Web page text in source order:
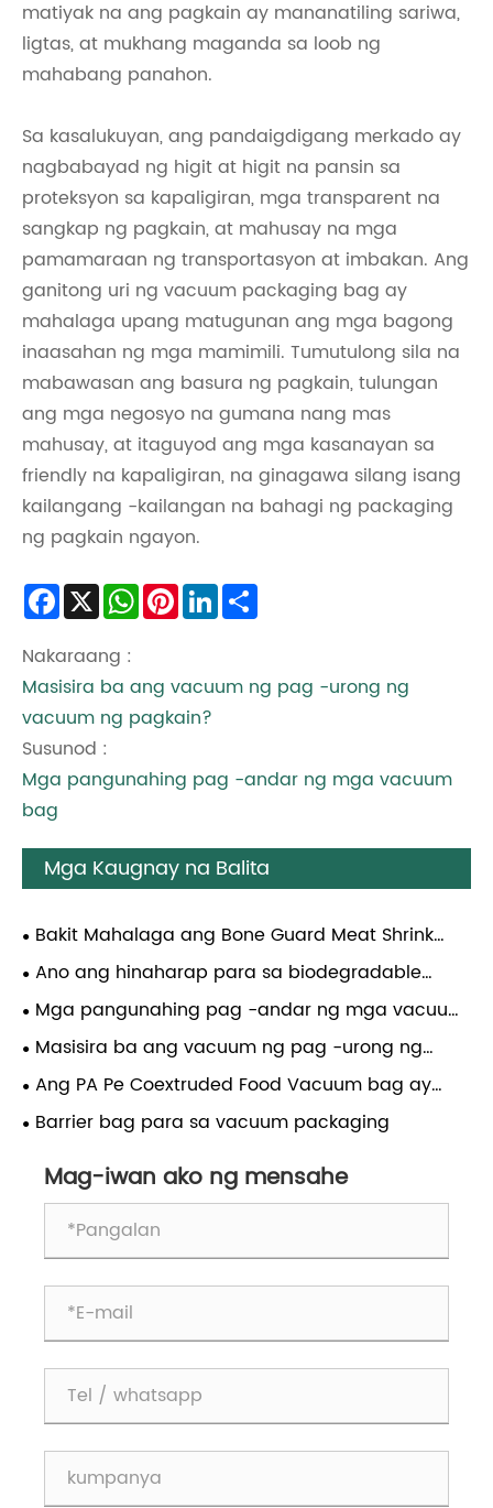
matiyak na ang pagkain ay mananatiling sariwa,
ligtas, at mukhang maganda sa loob ng
mahabang panahon.
Sa kasalukuyan, ang pandaigdigang merkado ay
nagbabayad ng higit at higit na pansin sa
proteksyon sa kapaligiran, mga transparent na
sangkap ng pagkain, at mahusay na mga
pamamaraan ng transportasyon at imbakan. Ang
ganitong uri ng vacuum packaging bag ay
mahalaga upang matugunan ang mga bagong
inaasahan ng mga mamimili. Tumutulong sila na
mabawasan ang basura ng pagkain, tulungan
ang mga negosyo na gumana nang mas
mahusay, at itaguyod ang mga kasanayan sa
friendly na kapaligiran, na ginagawa silang isang
kailangang -kailangan na bahagi ng packaging
ng pagkain ngayon.
Facebook
X WhatsApp
PinterestLinkedIn
Nakaraang :
Masisira ba ang vacuum ng pag -urong ng
vacuum ng pagkain?
Susunod :
Mga pangunahing pag -andar ng mga vacuum
bag
Mga Kaugnay na Balita
Bakit Mahalaga ang Bone Guard Meat Shrink
Bags para sa Pagprotekta sa Mga Premium Meat
Products at Pag-maximize ng Shelf Life
Ano ang hinaharap para sa biodegradable
thermoforming films
Mga pangunahing pag -andar ng mga vacuum
bag
Masisira ba ang vacuum ng pag -urong ng
vacuum ng pagkain?
Ang PA Pe Coextruded Food Vacuum bag ay
ligtas para sa pakikipag -ugnay sa pagkain?
Barrier bag para sa vacuum packaging
Mag-iwan ako ng mensahe